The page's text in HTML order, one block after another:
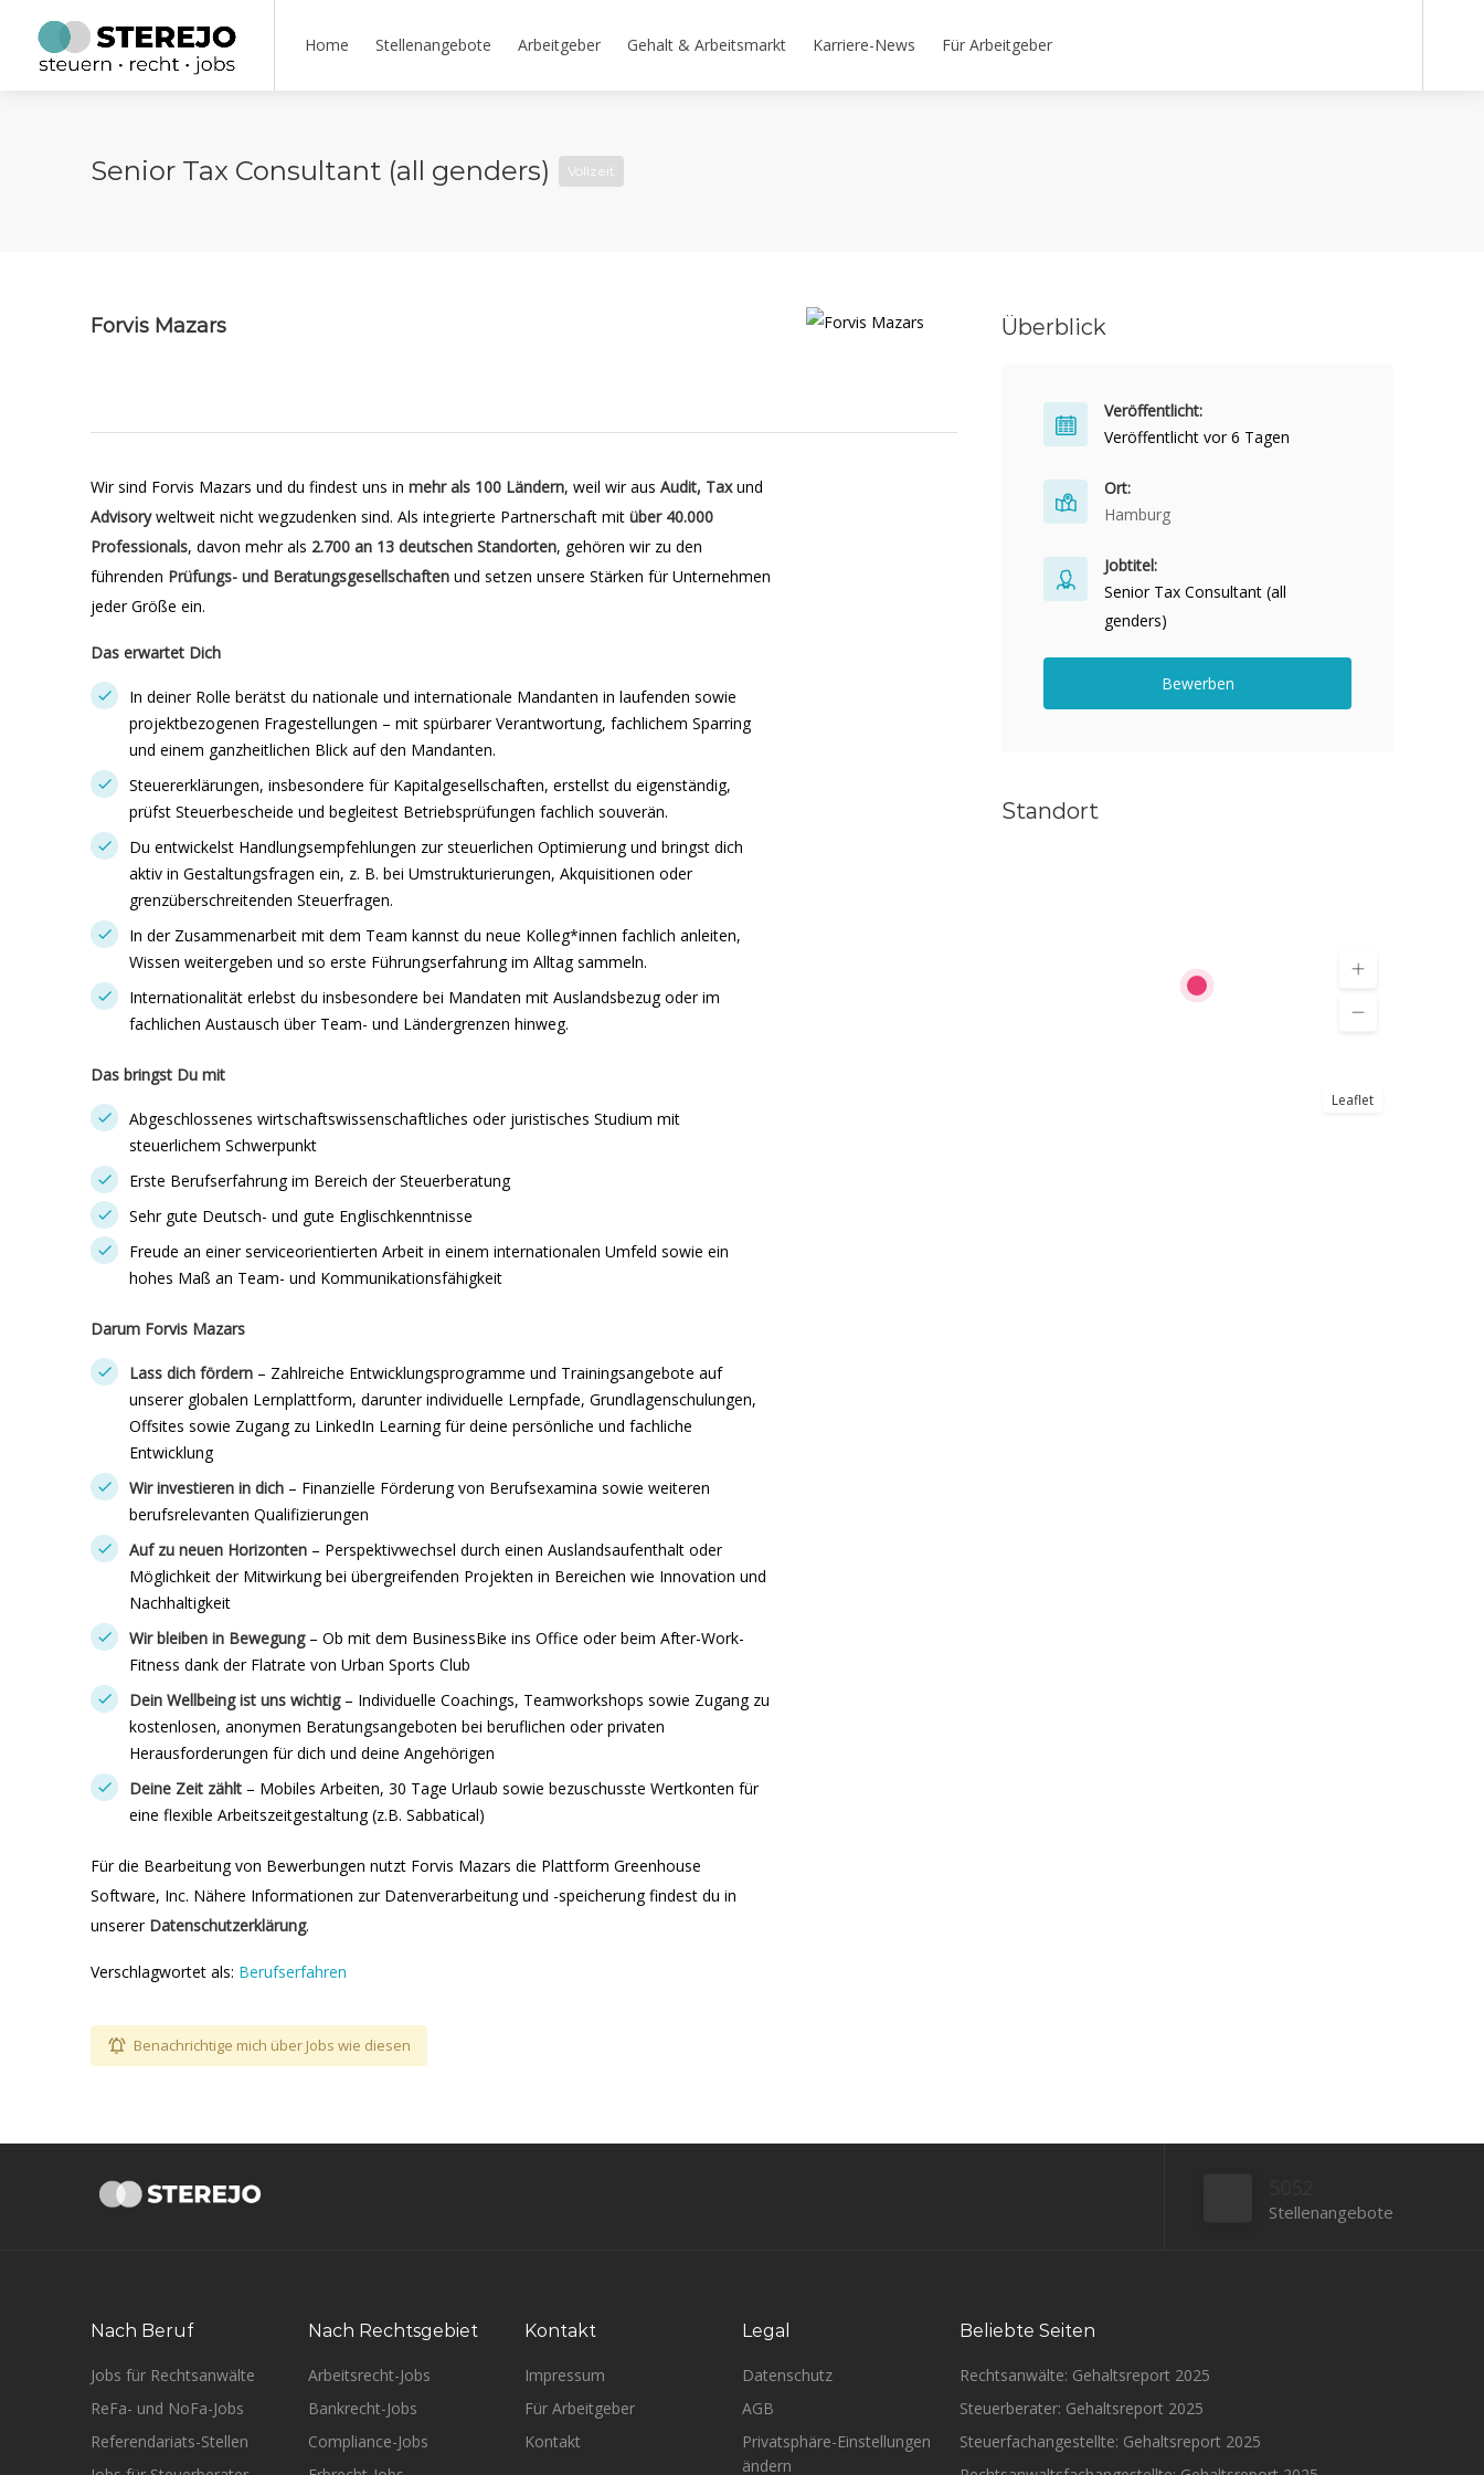
Home Stellenangebote Arbeitgeber Gehalt & Arbeitsmarkt Karriere-News Für Arbeitgeber
Senior Tax Consultant (all genders) Vollzeit
Forvis Mazars
Wir sind Forvis Mazars und du findest uns in mehr als 100 Ländern, weil wir aus Audit, Taxund
Advisoryweltweit nicht wegzudenken sind. Als integrierte Partnerschaft mit über 40.000
Professionals, davon mehr als 2.700 an 13 deutschen Standorten, gehören wir zu den
führenden Prüfungs- und Beratungsgesellschaften und setzen unsere Stärken für Unternehmen
jeder Größe ein.
Das erwartet Dich
In deiner Rolle berätst du nationale und internationale Mandanten in laufenden sowie
projektbezogenen Fragestellungen – mit spürbarer Verantwortung, fachlichem Sparring
und einem ganzheitlichen Blick auf den Mandanten.
Steuererklärungen, insbesondere für Kapitalgesellschaften, erstellst du eigenständig,
prüfst Steuerbescheide und begleitest Betriebsprüfungen fachlich souverän.
Du entwickelst Handlungsempfehlungen zur steuerlichen Optimierung und bringst dich
aktiv in Gestaltungsfragen ein, z. B. bei Umstrukturierungen, Akquisitionen oder
grenzüberschreitenden Steuerfragen.
In der Zusammenarbeit mit dem Team kannst du neue Kolleg*innen fachlich anleiten,
Wissen weitergeben und so erste Führungserfahrung im Alltag sammeln.
Internationalität erlebst du insbesondere bei Mandaten mit Auslandsbezug oder im
fachlichen Austausch über Team- und Ländergrenzen hinweg.
Das bringst Du mit
Abgeschlossenes wirtschaftswissenschaftliches oder juristisches Studium mit
steuerlichem Schwerpunkt
Erste Berufserfahrung im Bereich der Steuerberatung
Sehr gute Deutsch- und gute Englischkenntnisse
Freude an einer serviceorientierten Arbeit in einem internationalen Umfeld sowie ein
hohes Maß an Team- und Kommunikationsfähigkeit
Darum Forvis Mazars
Lass dich fördern – Zahlreiche Entwicklungsprogramme und Trainingsangebote auf
unserer globalen Lernplattform, darunter individuelle Lernpfade, Grundlagenschulungen,
Offsites sowie Zugang zu LinkedIn Learning für deine persönliche und fachliche
Entwicklung
Wir investieren in dich – Finanzielle Förderung von Berufsexamina sowie weiteren
berufsrelevanten Qualifizierungen
Auf zu neuen Horizonten – Perspektivwechsel durch einen Auslandsaufenthalt oder
Möglichkeit der Mitwirkung bei übergreifenden Projekten in Bereichen wie Innovation und
Nachhaltigkeit
Wir bleiben in Bewegung– Ob mit dem BusinessBike ins Office oder beim After-Work-
Fitness dank der Flatrate von Urban Sports Club
Dein Wellbeing ist uns wichtig – Individuelle Coachings, Teamworkshops sowie Zugang zu
kostenlosen, anonymen Beratungsangeboten bei beruflichen oder privaten
Herausforderungen für dich und deine Angehörigen
Deine Zeit zählt – Mobiles Arbeiten, 30 Tage Urlaub sowie bezuschusste Wertkonten für
eine flexible Arbeitszeitgestaltung (z.B. Sabbatical)
Für die Bearbeitung von Bewerbungen nutzt Forvis Mazars die Plattform Greenhouse
Software, Inc. Nähere Informationen zur Datenverarbeitung und -speicherung findest du in
unserer Datenschutzerklärung.
Verschlagwortet als: Berufserfahren
Benachrichtige mich über Jobs wie diesen
Überblick
Veröffentlicht:
Veröffentlicht vor 6 Tagen
Ort:
Hamburg
Jobtitel:
Senior Tax Consultant (all
genders)
Bewerben
Standort
Leaflet
Stellenangebote
Nach Beruf
Jobs für Rechtsanwälte
ReFa- und NoFa-Jobs
Referendariats-Stellen
Nach Rechtsgebiet
Arbeitsrecht-Jobs
Bankrecht-Jobs
Compliance-Jobs
Kontakt
Impressum
Für Arbeitgeber
Kontakt
Legal
Datenschutz
AGB
Privatsphäre-Einstellungen
ändern
Beliebte Seiten
Rechtsanwälte: Gehaltsreport 2025
Steuerberater: Gehaltsreport 2025
Steuerfachangestellte: Gehaltsreport 2025